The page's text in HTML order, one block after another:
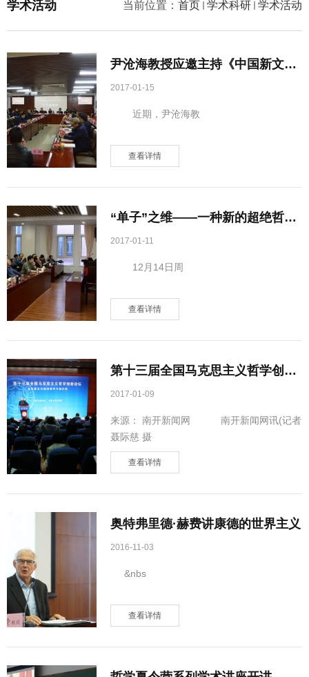
当前位置： 首页 学术科研 学术活动
学术活动
尹沧海教授应邀主持《中国新文人
画——津门后学群展》
2017-01-15
近期，尹沧海教
查看详情
“单子”之维——一种新的超绝哲学
的诞生 学术讲座
2017-01-11
12月14日周
查看详情
第十三届全国马克思主义哲学创新
论坛在南开大学召开
2017-01-09
来源： 南开新闻网 南开新闻网讯(记者
聂际慈 摄
查看详情
奥特弗里德·赫费讲康德的世界主义
2016-11-03
&nbs
查看详情